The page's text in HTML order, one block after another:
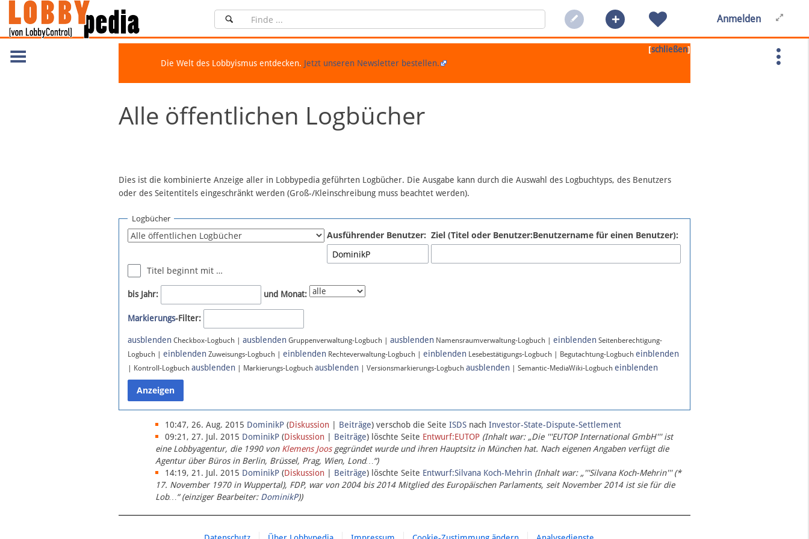
Anmelden
[schließen]
Die Welt des Lobbyismus entdecken. Jetzt unseren Newsletter bestellen.
Alle öffentlichen Logbücher
Dies ist die kombinierte Anzeige aller in Lobbypedia geführten Logbücher. Die Ausgabe kann durch die Auswahl des Logbuchtyps, des Benutzers
oder des Seitentitels eingeschränkt werden (Groß-/Kleinschreibung muss beachtet werden).
Logbücher
Ausführender Benutzer: Ziel (Titel oder Benutzer:Benutzername für einen Benutzer):
Titel beginnt mit …
bis Jahr: und Monat:
Markierungs-Filter:
ausblenden Checkbox-Logbuch | ausblenden Gruppenverwaltung-Logbuch | ausblenden Namensraumverwaltung-Logbuch | einblenden Seitenberechtigung-
Logbuch | einblenden Zuweisungs-Logbuch | einblenden Rechteverwaltung-Logbuch | einblenden Lesebestätigungs-Logbuch | Begutachtung-Logbuch einblenden
| Kontroll-Logbuch ausblenden | Markierungs-Logbuch ausblenden | Versionsmarkierungs-Logbuch ausblenden | Semantic-MediaWiki-Logbuch einblenden
10:47, 26. Aug. 2015 DominikP (Diskussion | Beiträge) verschob die Seite ISDS nach Investor-State-Dispute-Settlement
09:21, 27. Jul. 2015 DominikP (Diskussion | Beiträge) löschte Seite Entwurf:EUTOP (Inhalt war: „Die '''EUTOP International GmbH''' ist
eine Lobbyagentur, die 1990 von Klemens Joosgegründet wurde und ihren Hauptsitz in München hat. Nach eigenen Angaben verfügt die
Agentur über Büros in Berlin, Brüssel, Prag, Wien, Lond…“)
14:19, 21. Jul. 2015 DominikP (Diskussion | Beiträge) löschte Seite Entwurf:Silvana Koch-Mehrin (Inhalt war: „'''Silvana Koch-Mehrin''' (*
17. November 1970 in Wuppertal), FDP, war von 2004 bis 2014 Mitglied des Europäischen Parlaments, seit November 2014 ist sie für die
Lob…“ (einziger Bearbeiter: DominikP))